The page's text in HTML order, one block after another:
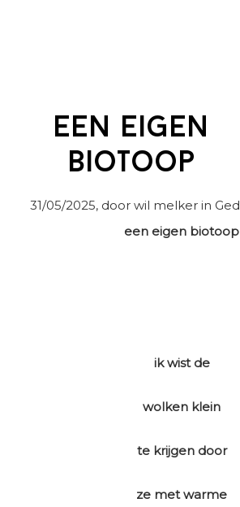
Een eigen
biotoop
31/05/2025, door wil melker in
een eigen biotoop
ik wist de
wolken klein
te krijgen door
ze met warme